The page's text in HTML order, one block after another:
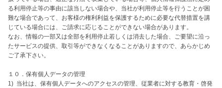
る利用停止等の事由に該当しない場合や、当社が利用停止等を行うことが困
難な場合であって、お客様の権利利益を保護するために必要な代替措置を講
じている場合には、ご請求に応じることができない場合があります。
なお、情報の一部又は全部を利用停止若しくは消去した場合、ご要望に沿っ
たサービスの提供、取引等ができなくなることがありますので、あらかじめ
ご了承下さい。
１０．保有個人データの管理
1)  当社は、保有個人データへのアクセスの管理、従業者に対する教育・啓発